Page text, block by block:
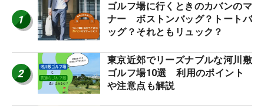
1
ゴルフ場に行くときのカバンのマ
ナー ボストンバッグ？トートバ
ッグ？それともリュック？
2
東京近郊でリーズナブルな河川敷
ゴルフ場10選 利用のポイント
や注意点も解説